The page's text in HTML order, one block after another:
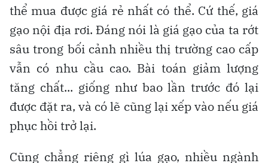
thể mua được giá rẻ nhất có thể. Cứ thế, giá
gạo nội địa rơi. Đáng nói là giá gạo của ta rớt
sâu trong bối cảnh nhiều thị trường cao cấp
vẫn có nhu cầu cao. Bài toán giảm lượng
tăng chất... giống như bao lần trước đó lại
được đặt ra, và có lẽ cũng lại xếp vào nếu giá
phục hồi trở lại.
Cũng chẳng riêng gì lúa gạo, nhiều ngành